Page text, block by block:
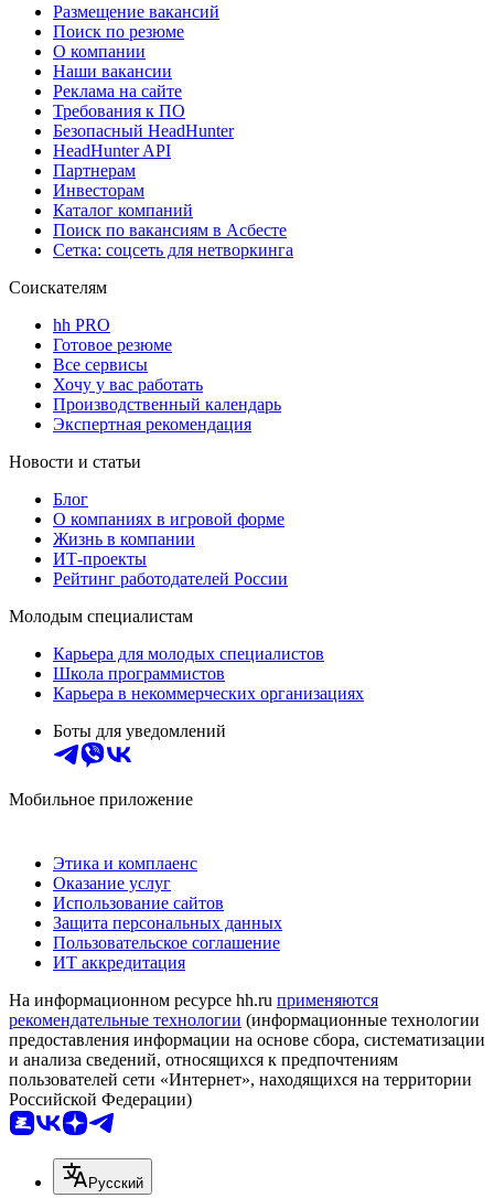
Размещение вакансий
Поиск по резюме
О компании
Наши вакансии
Реклама на сайте
Требования к ПО
Безопасный HeadHunter
HeadHunter API
Партнерам
Инвесторам
Каталог компаний
Поиск по вакансиям в Асбесте
Сетка: соцсеть для нетворкинга
Соискателям
hh PRO
Готовое резюме
Все сервисы
Хочу у вас работать
Производственный календарь
Экспертная рекомендация
Новости и статьи
Блог
О компаниях в игровой форме
Жизнь в компании
ИТ-проекты
Рейтинг работодателей России
Молодым специалистам
Карьера для молодых специалистов
Школа программистов
Карьера в некоммерческих организациях
Боты для уведомлений
Мобильное приложение
Этика и комплаенс
Оказание услуг
Использование сайтов
Защита персональных данных
Пользовательское соглашение
ИТ аккредитация
На информационном ресурсе hh.ru применяются
рекомендательные технологии (информационные технологии
предоставления информации на основе сбора, систематизации
и анализа сведений, относящихся к предпочтениям
пользователей сети «Интернет», находящихся на территории
Российской Федерации)
Русский